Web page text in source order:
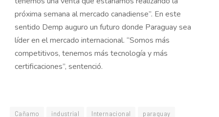
próxima semana al mercado canadiense”. En este
sentido Demp auguro un futuro donde Paraguay sea
líder en el mercado internacional. “Somos más
competitivos, tenemos más tecnología y más
certificaciones”, sentenció.
Cañamo industrial Internacional paraguay